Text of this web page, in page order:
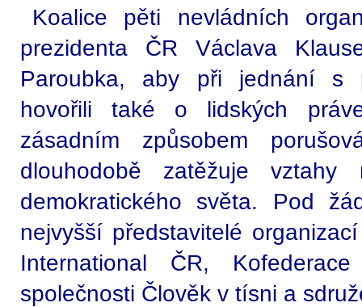
Koalice pěti nevládních
prezidenta ČR Václava
Paroubka, aby při jednání s
hovořili také o lidských
zásadním způsobem
dlouhodobě zatěžuje
demokratického světa. Pod
nejvyšší představitelé
International ČR,
společnosti Člověk v tísni a